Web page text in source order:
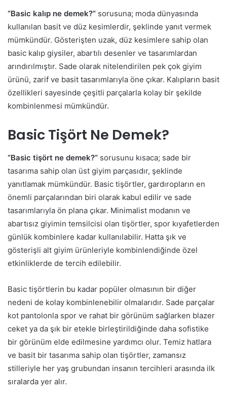
“Basic kalıp ne demek?” sorusuna; moda dünyasında
kullanılan basit ve düz kesimlerdir, şeklinde yanıt vermek
mümkündür. Gösterişten uzak, düz kesimlere sahip olan
basic kalıp giysiler, abartılı desenler ve tasarımlardan
arındırılmıştır. Sade olarak nitelendirilen pek çok giyim
ürünü, zarif ve basit tasarımlarıyla öne çıkar. Kalıpların basit
özellikleri sayesinde çeşitli parçalarla kolay bir şekilde
kombinlenmesi mümkündür.
Basic Tişört Ne Demek?
“Basic tişört ne demek?” sorusunu kısaca; sade bir
tasarıma sahip olan üst giyim parçasıdır, şeklinde
yanıtlamak mümkündür. Basic tişörtler, gardıropların en
önemli parçalarından biri olarak kabul edilir ve sade
tasarımlarıyla ön plana çıkar. Minimalist modanın ve
abartısız giyimin temsilcisi olan tişörtler, spor kıyafetlerden
günlük kombinlere kadar kullanılabilir. Hatta şık ve
gösterişli alt giyim ürünleriyle kombinlendiğinde özel
etkinliklerde de tercih edilebilir.
Basic tişörtlerin bu kadar popüler olmasının bir diğer
nedeni de kolay kombinlenebilir olmalarıdır. Sade parçalar
kot pantolonla spor ve rahat bir görünüm sağlarken blazer
ceket ya da şık bir etekle birleştirildiğinde daha sofistike
bir görünüm elde edilmesine yardımcı olur. Temiz hatlara
ve basit bir tasarıma sahip olan tişörtler, zamansız
stilleriyle her yaş grubundan insanın tercihleri arasında ilk
sıralarda yer alır.